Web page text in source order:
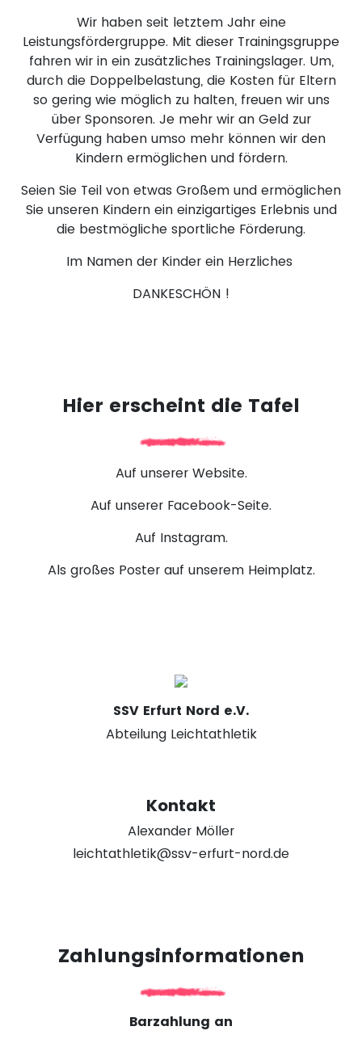
Wir haben seit letztem Jahr eine
Leistungsfördergruppe. Mit dieser Trainingsgruppe
fahren wir in ein zusätzliches Trainingslager. Um,
durch die Doppelbelastung, die Kosten für Eltern
so gering wie möglich zu halten, freuen wir uns
über Sponsoren. Je mehr wir an Geld zur
Verfügung haben umso mehr können wir den
Kindern ermöglichen und fördern.
Seien Sie Teil von etwas Großem und ermöglichen
Sie unseren Kindern ein einzigartiges Erlebnis und
die bestmögliche sportliche Förderung.
Im Namen der Kinder ein Herzliches
DANKESCHÖN !
Hier erscheint die Tafel
Auf unserer Website.
Auf unserer Facebook-Seite.
Auf Instagram.
Als großes Poster auf unserem Heimplatz.
SSV Erfurt Nord e.V.
Abteilung Leichtathletik
Kontakt
Alexander Möller
leichtathletik@ssv-erfurt-nord.de
Zahlungsinformationen
Barzahlung an